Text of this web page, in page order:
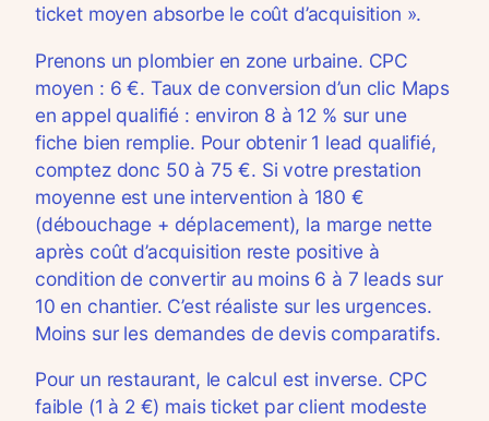
ticket moyen absorbe le coût d’acquisition ».
Prenons un plombier en zone urbaine. CPC
moyen : 6 €. Taux de conversion d’un clic Maps
en appel qualifié : environ 8 à 12 % sur une
fiche bien remplie. Pour obtenir 1 lead qualifié,
comptez donc 50 à 75 €. Si votre prestation
moyenne est une intervention à 180 €
(débouchage + déplacement), la marge nette
après coût d’acquisition reste positive à
condition de convertir au moins 6 à 7 leads sur
10 en chantier. C’est réaliste sur les urgences.
Moins sur les demandes de devis comparatifs.
Pour un restaurant, le calcul est inverse. CPC
faible (1 à 2 €) mais ticket par client modeste